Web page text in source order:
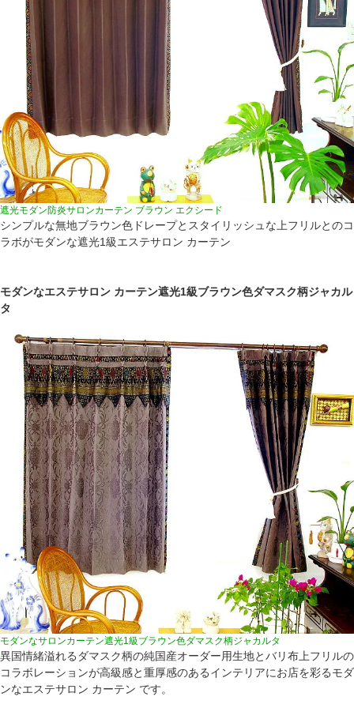
遮光モダン防炎サロンカーテン ブラウン エクシード
シンプルな無地ブラウン色ドレープとスタイリッシュな上フリルとのコ
ラボがモダンな遮光1級エステサロン カーテン
モダンなエステサロン カーテン遮光1級ブラウン色ダマスク柄ジャカル
タ
モダンなサロンカーテン遮光1級ブラウン色ダマスク柄ジャカルタ
異国情緒溢れるダマスク柄の純国産オーダー用生地とバリ布上フリルの
コラボレーションが高級感と重厚感のあるインテリアにお店を彩るモダ
ンなエステサロン カーテン です。